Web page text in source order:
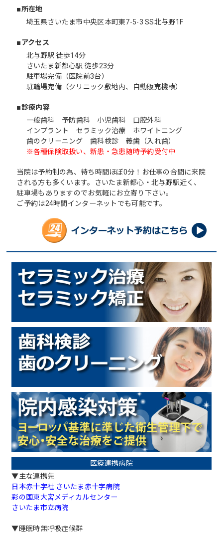
■所在地
埼玉県さいたま市中央区本町東7-5-3 SS北与野1F
■アクセス
北与野駅 徒歩14分
さいたま新都心駅 徒歩23分
駐車場完備（医院前3台）
駐輪場完備（クリニック敷地内、自動販売機横）
■診療内容
一般歯科 予防歯科 小児歯科 口腔外科
インプラント セラミック治療 ホワイトニング
歯のクリーニング歯科検診 義歯（入れ歯）
※各種保険取扱い、新患・急患随時予約受付中
当院は予約制の為、待ち時間ほぼ0分！お仕事の合間に来院
される方も多くいます。さいたま新都心・北与野駅近く、
駐車場もありますのでお気軽にお立寄り下さい。
ご予約は24時間インターネットでも可能です。
医療連携病院
▼主な連携先
日本赤十字社 さいたま赤十字病院
彩の国東大宮メディカルセンター
さいたま市立病院
▼睡眠時無呼吸症候群